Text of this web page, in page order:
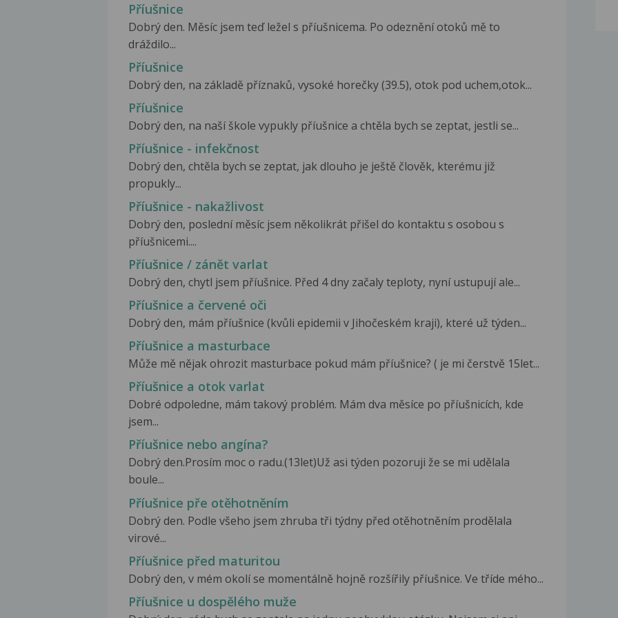
Příušnice
Dobrý den. Měsíc jsem teď ležel s příušnicema. Po odeznění otoků mě to
dráždilo...
Příušnice
Dobrý den, na základě příznaků, vysoké horečky (39.5), otok pod uchem,otok...
Příušnice
Dobrý den, na naší škole vypukly příušnice a chtěla bych se zeptat, jestli se...
Příušnice - infekčnost
Dobrý den, chtěla bych se zeptat, jak dlouho je ještě člověk, kterému již
propukly...
Příušnice - nakažlivost
Dobrý den, poslední měsíc jsem několikrát přišel do kontaktu s osobou s
příušnicemi....
Příušnice / zánět varlat
Dobrý den, chytl jsem příušnice. Před 4 dny začaly teploty, nyní ustupují ale...
Příušnice a červené oči
Dobrý den, mám příušnice (kvůli epidemii v Jihočeském kraji), které už týden...
Příušnice a masturbace
Může mě nějak ohrozit masturbace pokud mám příušnice? ( je mi čerstvě 15let...
Příušnice a otok varlat
Dobré odpoledne, mám takový problém. Mám dva měsíce po příušnicích, kde
jsem...
Příušnice nebo angína?
Dobrý den.Prosím moc o radu.(13let)Už asi týden pozoruji že se mi udělala
boule...
Příušnice pře otěhotněním
Dobrý den. Podle všeho jsem zhruba tři týdny před otěhotněním prodělala
virové...
Příušnice před maturitou
Dobrý den, v mém okolí se momentálně hojně rozšířily příušnice. Ve tříde mého...
Příušnice u dospělého muže